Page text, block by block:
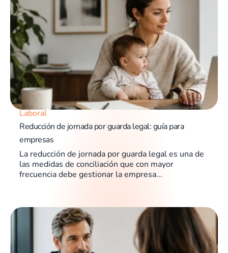
Laboral
Reducción de jornada por guarda legal: guía para
empresas
La reducción de jornada por guarda legal es una de
las medidas de conciliación que con mayor
frecuencia debe gestionar la empresa...